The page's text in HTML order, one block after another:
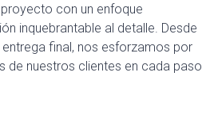
con un enfoque
inquebrantable al detalle. Desde
final, nos esforzamos por
de nuestros clientes en cada paso